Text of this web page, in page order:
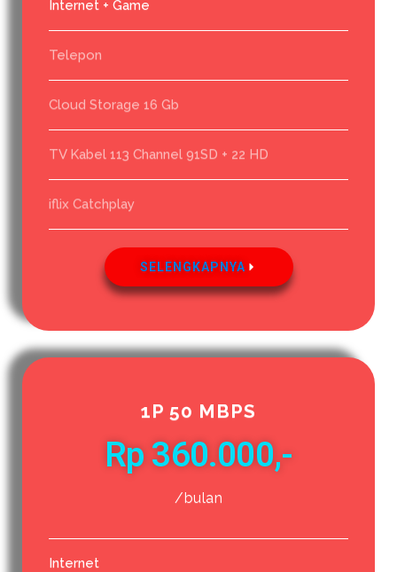
Internet + Game
Telepon
Cloud Storage 16 Gb
TV Kabel 113 Channel 91SD + 22 HD
iflix Catchplay
SELENGKAPNYA
1P 50 MBPS
Rp 360.000,-
/bulan
Internet